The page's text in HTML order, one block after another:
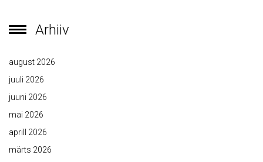
Arhiiv
august 2026
juuli 2026
juuni 2026
mai 2026
aprill 2026
märts 2026